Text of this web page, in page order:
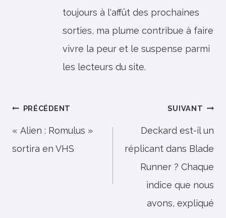
toujours à l'affût des prochaines
sorties, ma plume contribue à faire
vivre la peur et le suspense parmi
les lecteurs du site.
Navigation
de
l’article
PRÉCÉDENT
« Alien : Romulus »
sortira en VHS
SUIVANT
Deckard est-il un
réplicant dans Blade
Runner ? Chaque
indice que nous
avons, expliqué